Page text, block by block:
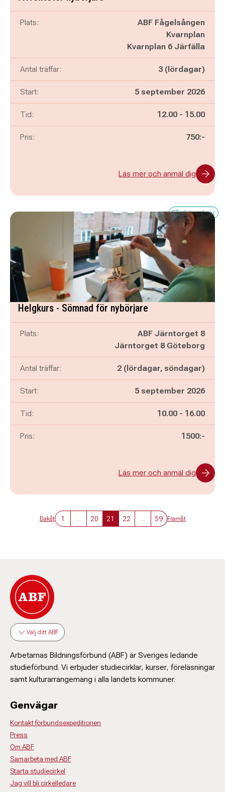
Plats:
ABF Fågelsången
Kvarnplan
Kvarnplan 6 Järfälla
Antal träffar: 3 (lördagar)
Start: 5 september 2026
Tid: Pågår mellan
12.00 - och
15.00
Pris: 750:-
Läs mer och anmäl dig
Få platser kvar
Helgkurs - Sömnad för nybörjare
Plats:
ABF Järntorget 8
Järntorget 8 Göteborg
Antal träffar: 2 (lördagar, söndagar)
Start: 5 september 2026
Tid: Pågår mellan
10.00 - och
16.00
Pris: 1500:-
Läs mer och anmäl dig
Bakåt 1 20 21 22 59 Framåt
Välj ditt ABF
Arbetarnas Bildningsförbund (ABF) är Sveriges ledande
studieförbund. Vi erbjuder studiecirklar, kurser, föreläsningar
samt kulturarrangemang i alla landets kommuner.
Genvägar
Kontakt förbundsexpeditionen
Press
Om ABF
Samarbeta med ABF
Starta studiecirkel
Jag vill bli cirkelledare